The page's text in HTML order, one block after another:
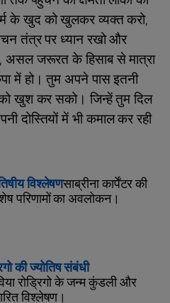
के खुद को खुलकर व्यक्त करो,
तंत्र पर ध्यान रखो और
असल जरूरत के हिसाब से मात्रा
में हो। तुम अपने पास इतनी
खुश कर सको। जिन्हें तुम दिल
दोस्तियों में भी कमाल कर रही
विश्लेषणसाब्रीना कार्पेंटर की
परिणामों का अवलोकन।
की ज्योतिष संबंधी
रोड्रिगो के जन्म कुंडली और
विश्लेषण।